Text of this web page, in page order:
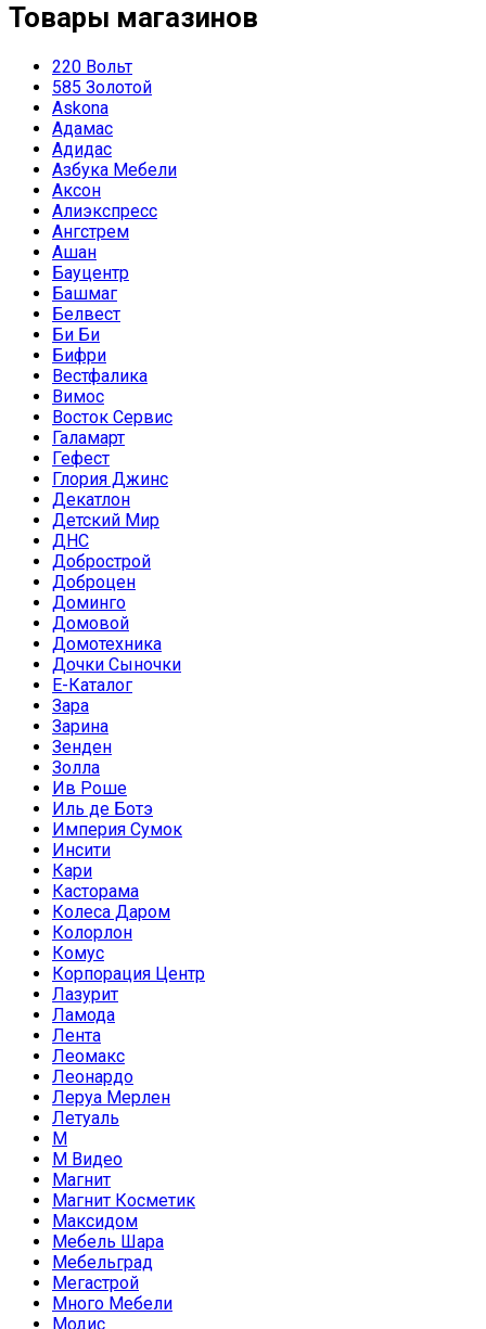
Товары магазинов
220 Вольт
585 Золотой
Askona
Адамас
Адидас
Азбука Мебели
Аксон
Алиэкспресс
Ангстрем
Ашан
Бауцентр
Башмаг
Белвест
Би Би
Бифри
Вестфалика
Вимос
Восток Сервис
Галамарт
Гефест
Глория Джинс
Декатлон
Детский Мир
ДНС
Добрострой
Доброцен
Доминго
Домовой
Домотехника
Дочки Сыночки
Е-Каталог
Зара
Зарина
Зенден
Золла
Ив Роше
Иль де Ботэ
Империя Сумок
Инсити
Кари
Касторама
Колеса Даром
Колорлон
Комус
Корпорация Центр
Лазурит
Ламода
Лента
Леомакс
Леонардо
Леруа Мерлен
Летуаль
М
М Видео
Магнит
Магнит Косметик
Максидом
Мебель Шара
Мебельград
Мегастрой
Много Мебели
Модис